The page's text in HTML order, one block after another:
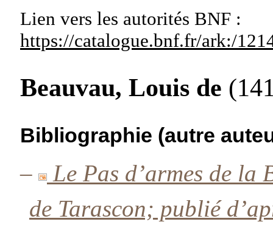
Lien vers les autorités BNF :
https://catalogue.bnf.fr/ark:/
Beauvau, Louis de
Bibliographie (autre
–
Le Pas d’armes de la
de Tarascon; publié